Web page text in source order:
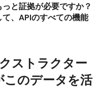
と証拠が必要ですか？
、APIのすべての機能
ストラクター
このデータを活